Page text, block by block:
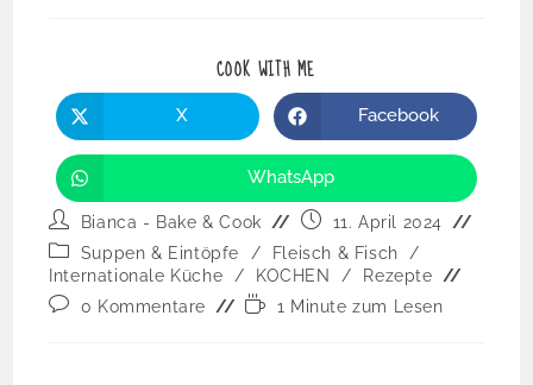
COOK WITH ME
X Facebook
WhatsApp
Bianca - Bake & Cook
11. April 2024
Suppen & Eintöpfe
/ Fleisch & Fisch
/
Internationale Küche
/ KOCHEN /
Rezepte
0 Kommentare
1 Minute zum Lesen